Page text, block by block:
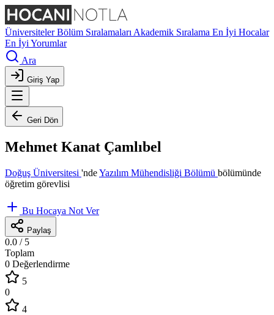
ÜniversitelerBölüm Sıralamaları Akademik Sıralama En İyi Hocalar
En İyi Yorumlar
Ara
Giriş Yap
Geri Dön
Mehmet Kanat Çamlıbel
Doğuş Üniversitesi 'ndeYazılım Mühendisliği Bölümü bölümünde
öğretim görevlisi
Bu Hocaya Not Ver
Paylaş
0.0 / 5
Toplam
0 Değerlendirme
5
0
4